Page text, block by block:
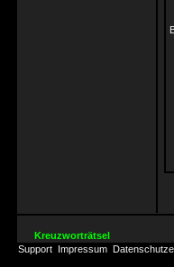
Kreuzworträtsel
Support Impressum